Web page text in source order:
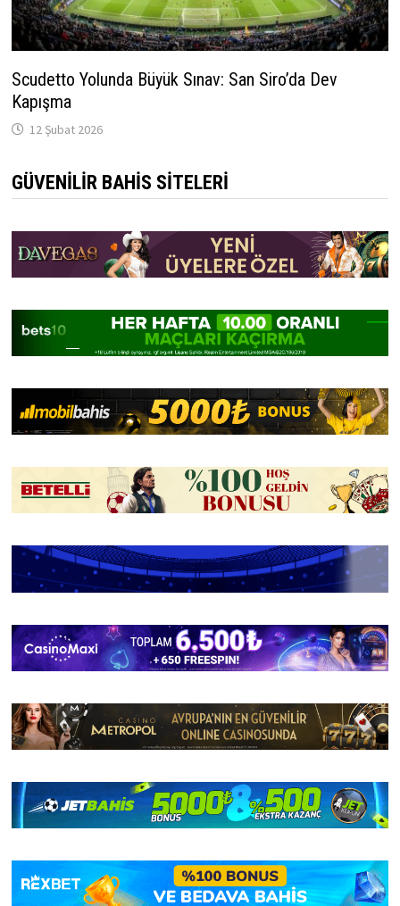
Scudetto Yolunda Büyük Sınav: San Siro’da Dev
Kapışma
12 Şubat 2026
GÜVENILIR BAHIS SITELERI